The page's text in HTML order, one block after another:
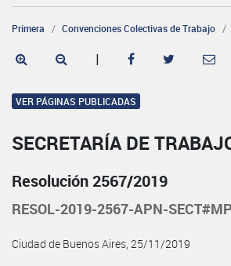
Primera Convenciones Colectivas de Trabajo
|
VER PÁGINAS PUBLICADAS
SECRETARÍA DE
Resolución 2567/2019
RESOL-2019-2567-APN-
Ciudad de Buenos Aires, 25/11/2019